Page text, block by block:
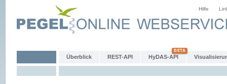
Hilfe
Überblick REST-API HyDAS-API